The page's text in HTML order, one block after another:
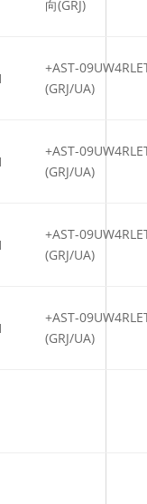
向(GRJ)
+AST-
(GRJ/UA)
+AST-
(GRJ/UA)
+AST-
(GRJ/UA)
+AST-
(GRJ/UA)